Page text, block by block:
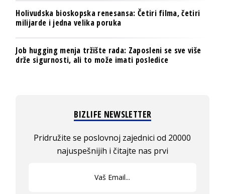
Holivudska bioskopska renesansa: Četiri filma, četiri
milijarde i jedna velika poruka
Job hugging menja tržište rada: Zaposleni se sve više
drže sigurnosti, ali to može imati posledice
BIZLIFE NEWSLETTER
Pridružite se poslovnoj zajednici od 20000
najuspešnijih i čitajte nas prvi